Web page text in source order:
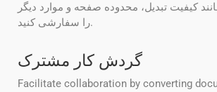
کیفیت تبدیل، محدوده صفحه و موارد دیگر
را سفارشی کنید.
گردش کار مشترک
Facilitate collaboration by converting